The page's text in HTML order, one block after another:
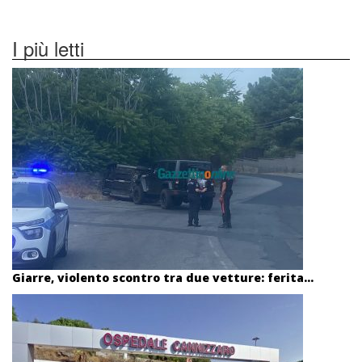
I più letti
Giarre, violento scontro tra due vetture: ferita...